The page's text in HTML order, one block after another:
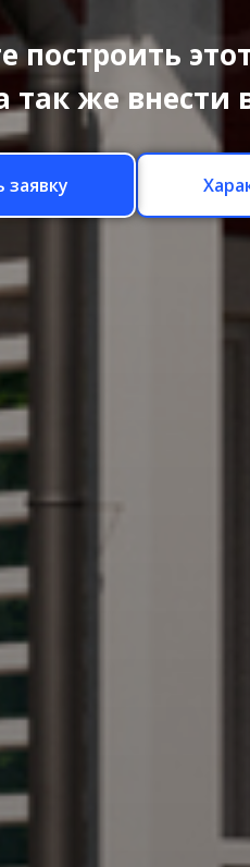
построить
так же
заявку